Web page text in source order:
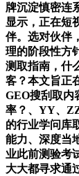
牌沉淀慎密连
显示，正在短
伴。选对伙伴
理的阶段性方
测取指南，什
客？本文旨正
GEO搜刮取内
率？、YY、
的行业学问库
能力、深度当
业此前测验考
大大都寻求通